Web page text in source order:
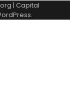
| Capital
.